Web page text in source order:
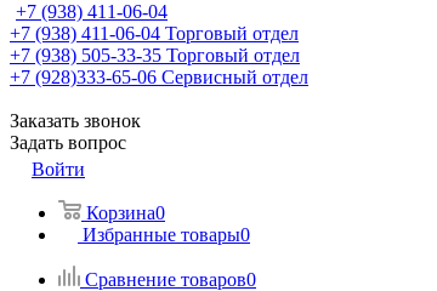
+7 (938) 411-06-04
+7 (938) 411-06-04 Торговый отдел
+7 (938) 505-33-35 Торговый отдел
+7 (928)333-65-06 Сервисный отдел
Заказать звонок
Задать вопрос
Войти
Корзина0
Избранные товары0
Сравнение товаров0